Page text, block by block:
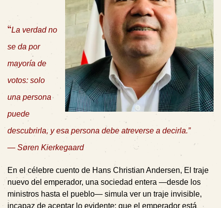
“La verdad no
se da por
mayoría de
votos: solo
una persona
puede
descubrirla, y esa persona debe atreverse a decirla.”
— Søren Kierkegaard
En el célebre cuento de Hans Christian Andersen, El traje
nuevo del emperador, una sociedad entera —desde los
ministros hasta el pueblo— simula ver un traje invisible,
incapaz de aceptar lo evidente: que el emperador está